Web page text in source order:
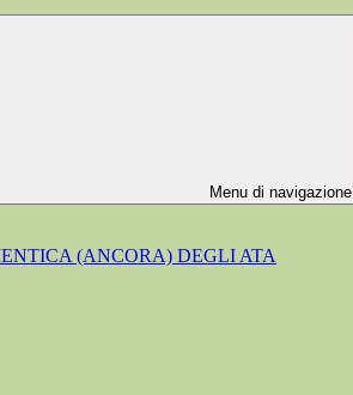
Menu di navigazione
(ANCORA) DEGLI ATA